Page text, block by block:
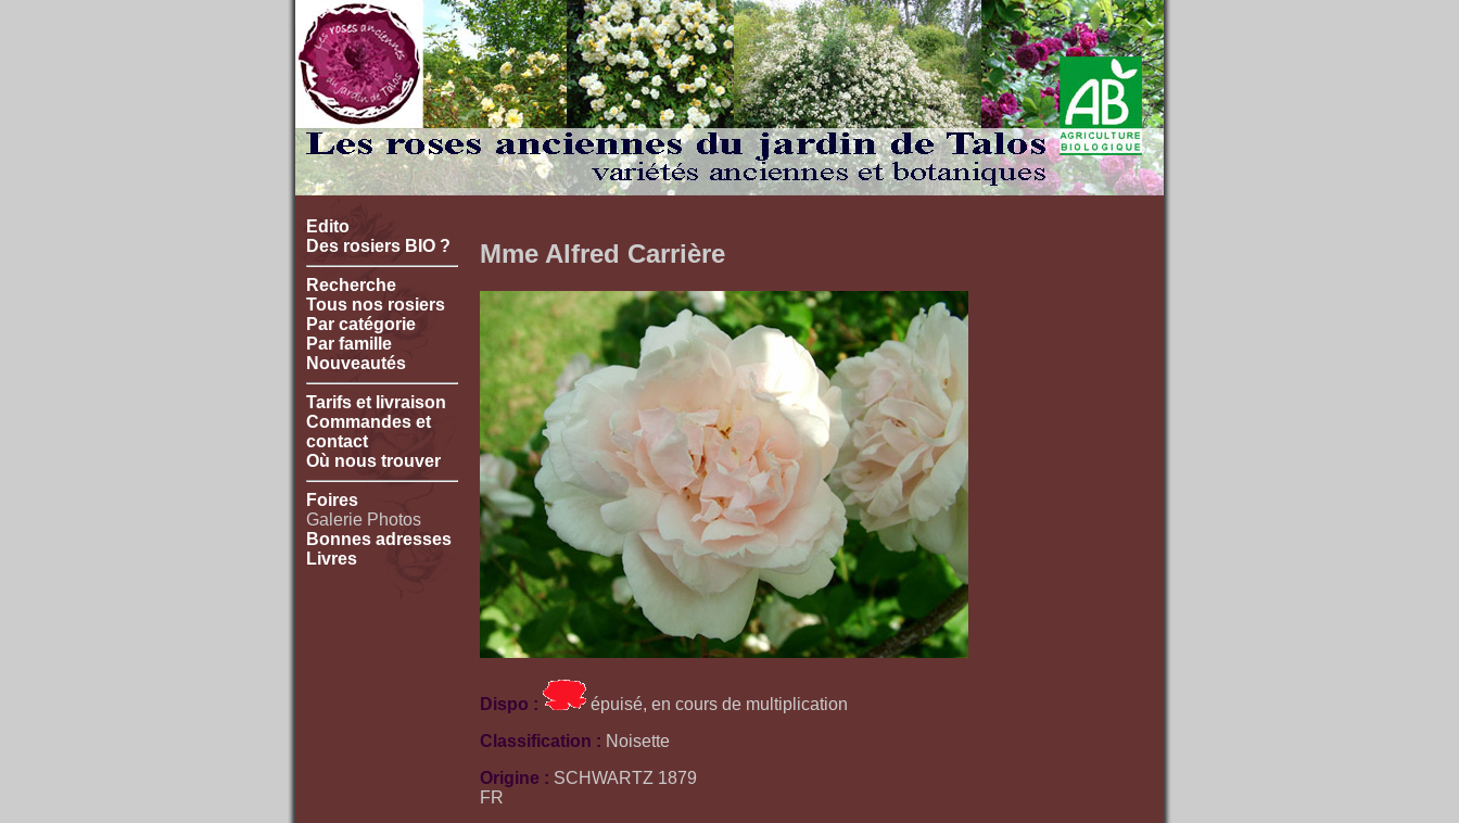
Edito
Des rosiers BIO ?
Recherche
Tous nos rosiers
Par catégorie
Par famille
Nouveautés
Tarifs et livraison
Commandes et
contact
Où nous trouver
Foires
Galerie Photos
Bonnes adresses
Livres
Mme Alfred Carrière
Dispo :
épuisé, en cours de multiplication
Classification : Noisette
Origine : SCHWARTZ 1879
FR